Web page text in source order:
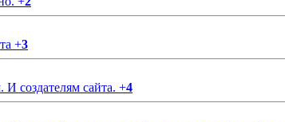
+3
создателям сайта. +4